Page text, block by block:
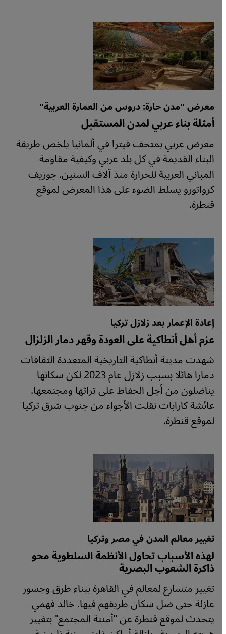
معرض "مدن حارة: دروس من العمارة العربية"
أمثلة بناء عربي لمدن المستقبل
معرض عربي بمتحف فيترا في ألمانيا يلخص طريقة
البناء القديمة في كل بلد عربي وكيفية مقاومة
المباني العربية للحرارة منذ آلاف السنين. جوزيف
كرواتورو يسلط الضوء على هذا المعرض لموقع
قنطرة.
إعادة الإعمار بعد زلازل تركيا
عزم أهل أنطاكية على العودة وقهر دمار الزلزال
شهدت مدينة أنطاكية التاريخية المتعددة الثقافات
دمارا هائلا بسبب زلازل عام 2023 لكن سكانها
يناضلون من أجل الحفاظ على تراثها ومجتمعها.
عائشة كارابات نقلت الأجواء من جنوب شرق تركيا
لموقع قنطرة.
تغيير معالم المدن في مصر وتركيا
لهذه الأسباب تحاول الأنظمة السلطوية محو
ذاكرة الشعوب البصرية
تغيير متسارع لمعالم في القاهرة ببناء طرق وجسور
عازلة حتى ضل سكان طريقهم فيها. خالد فهمي
يتحدث لموقع قنطرة عن "أمننة المجتمع" بتغيير